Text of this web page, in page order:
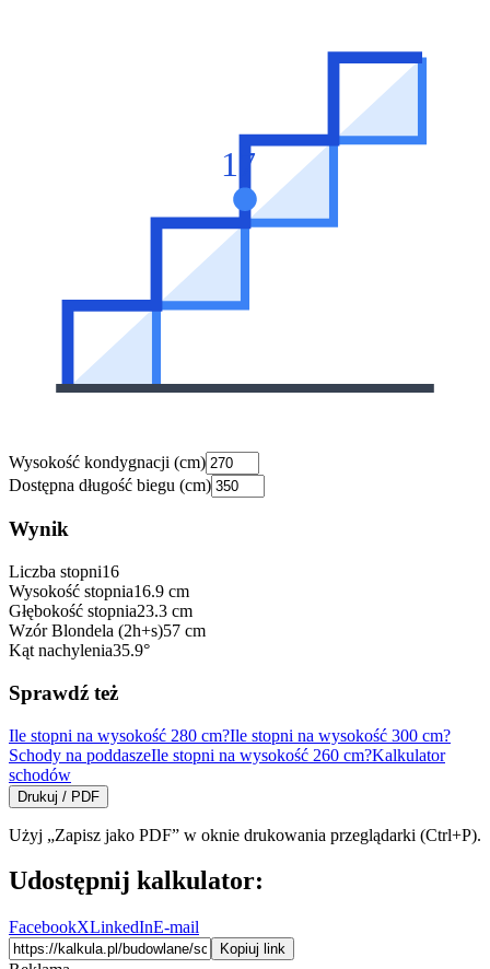
17
Wysokość kondygnacji (cm)
Dostępna długość biegu (cm)
Wynik
Liczba stopni16
Wysokość stopnia16.9 cm
Głębokość stopnia23.3 cm
Wzór Blondela (2h+s)57 cm
Kąt nachylenia35.9°
Sprawdź też
Ile stopni na wysokość 280 cm?Ile stopni na wysokość 300 cm?
Schody na poddaszeIle stopni na wysokość 260 cm?Kalkulator
schodów
Drukuj / PDF
Użyj „Zapisz jako PDF” w oknie drukowania przeglądarki (Ctrl+P).
Udostępnij kalkulator:
FacebookXLinkedInE-mail
Kopiuj link